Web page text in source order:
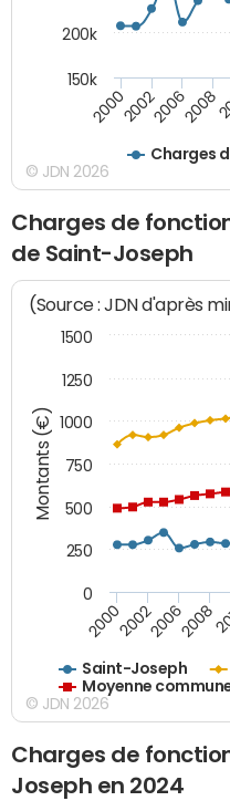
Charges
2000200220062008
150k
200k
© JDN 2026
Charges de
de Saint-Joseph
Montants (€)
(Source : JDN d'après
Saint-Joseph
Moyenne
2000200220062008
0
250
500
750
1000
1250
1500
© JDN 2026
Charges de
Joseph en 2024